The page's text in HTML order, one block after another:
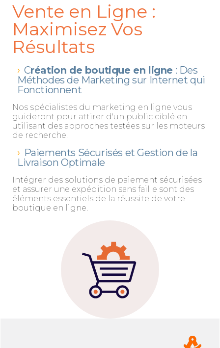
Vente en Ligne :
Maximisez Vos
Résultats
Création de boutique en ligne : Des
Méthodes de Marketing sur Internet qui
Fonctionnent
Nos spécialistes du marketing en ligne vous
guideront pour attirer d'un public ciblé en
utilisant des approches testées sur les moteurs
de recherche.
Paiements Sécurisés et Gestion de la
Livraison Optimale
Intégrer des solutions de paiement sécurisées
et assurer une expédition sans faille sont des
éléments essentiels de la réussite de votre
boutique en ligne.